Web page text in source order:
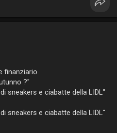
finanziario.
?"
sneakers e ciabatte della LIDL"
sneakers e ciabatte della LIDL"